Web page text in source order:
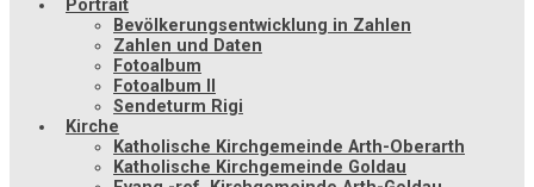
Portrait
Bevölkerungsentwicklung in Zahlen
Zahlen und Daten
Fotoalbum
Fotoalbum II
Sendeturm Rigi
Kirche
Katholische Kirchgemeinde Arth-Oberarth
Katholische Kirchgemeinde Goldau